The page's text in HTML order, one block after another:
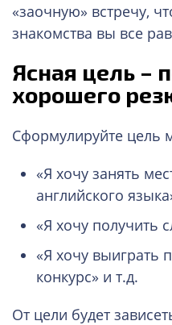
«заочную» встречу,
знакомства вы все
Ясная цель –
хорошего
Сформулируйте цель
«Я хочу занять
английского
«Я хочу получить
«Я хочу выиграть
конкурс» и т.д.
От цели будет